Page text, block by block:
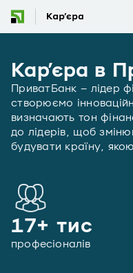
Карʼєра в
ПриватБанк – лідер
створюємо
визначають тон
до лідерів, щоб
будувати країну,
17+ тис
професіоналів